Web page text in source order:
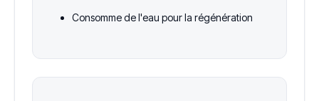
Consomme de l'eau pour la régénération